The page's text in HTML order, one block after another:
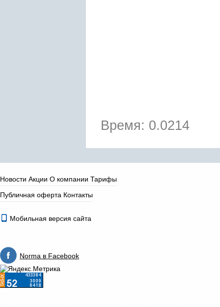
Время: 0.0214
Новости Акции О компании Тарифы
Публичная оферта Контакты
Мобильная версия сайта
Norma в Facebook